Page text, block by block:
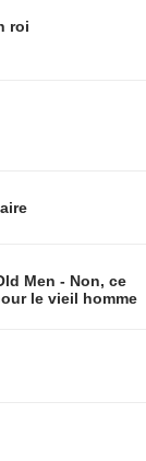
roi
Men - Non, ce
le vieil homme